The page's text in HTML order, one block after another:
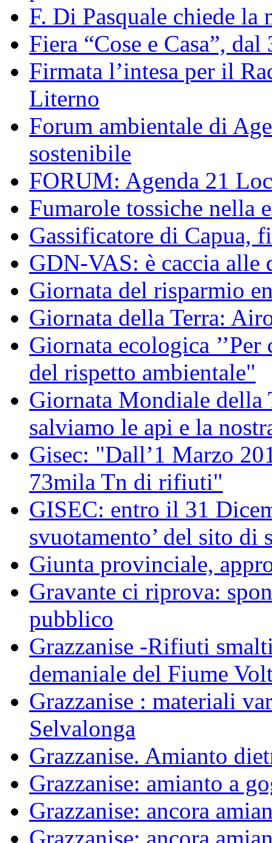
F. Di Pasquale chiede
Fiera “Cose e Casa”,
Firmata l’intesa per il
Literno
Forum ambientale di
sostenibile
FORUM: Agenda 21
Fumarole tossiche nella
Gassificatore di Capua,
GDN-VAS: è caccia alle
Giornata del risparmio
Giornata della Terra:
Giornata ecologica
del rispetto ambientale"
Giornata Mondiale della
salviamo le api e la
Gisec: "Dall’1 Marzo
73mila Tn di rifiuti"
GISEC: entro il 31
svuotamento’ del sito di
Giunta provinciale,
Gravante ci riprova:
pubblico
Grazzanise -Rifiuti
demaniale del Fiume
Grazzanise : materiali
Selvalonga
Grazzanise. Amianto
Grazzanise: amianto a
Grazzanise: ancora